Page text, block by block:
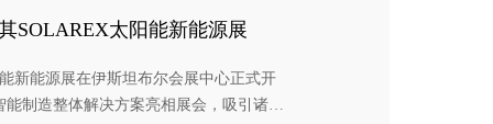
SOLAREX太阳能新能源展
新能源展在伊斯坦布尔会展中心正式开
制造整体解决方案亮相展会，吸引诸多